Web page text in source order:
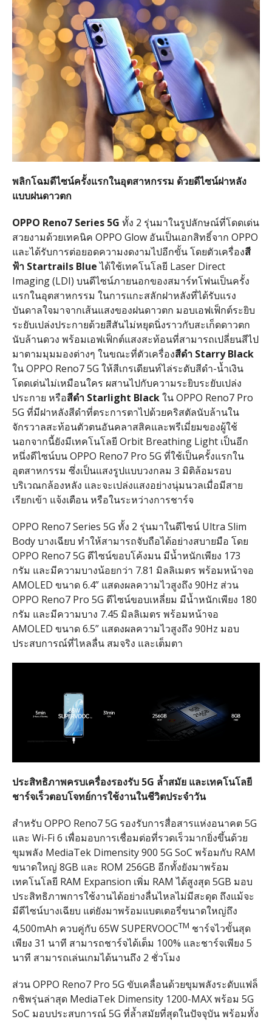
พลิกโฉมดีไซน์ครั้งแรกในอุตสาหกรรม ด้วยดีไซน์ฝาหลัง
แบบฝนดาวตก
OPPO Reno7 Series 5G ทั้ง 2 รุ่นมาในรูปลักษณ์ที่โดดเด่น
สวยงามด้วยเทคนิค OPPO Glow อันเป็นเอกสิทธิ์จาก OPPO
และได้รับการต่อยอดความงดงามไปอีกขั้น โดยตัวเครื่องสี
ฟ้า Startrails Blueได้ใช้เทคโนโลยี Laser Direct
Imaging (LDI) บนดีไซน์ภายนอกของสมาร์ทโฟนเป็นครั้ง
แรกในอุตสาหกรรม ในการแกะสลักฝาหลังที่ได้รับแรง
บันดาลใจมาจากเส้นแสงของฝนดาวตก มอบเอฟเฟ็กต์ระยิบ
ระยับเปล่งประกายด้วยสีสันไม่หยุดนิ่งราวกับสะเก็ดดาวตก
นับล้านดวง พร้อมเอฟเฟ็กต์แสงสะท้อนที่สามารถเปลี่ยนสีไป
มาตามมุมมองต่างๆ ในขณะที่ตัวเครื่องสีดำ Starry Black
ใน OPPO Reno7 5G ให้สีเกรเดียนท์ไล่ระดับสีดำ-น้ำเงิน
โดดเด่นไม่เหมือนใคร ผสานไปกับความระยิบระยับเปล่ง
ประกาย หรือสีดำ Starlight Blackใน OPPO Reno7 Pro
5G ที่มีฝาหลังสีดำที่ตระการตาไปด้วยคริสตัลนับล้านใน
จักรวาลสะท้อนตัวตนอันคลาสสิคและพรีเมี่ยมของผู้ใช้
นอกจากนี้ยังมีเทคโนโลยี Orbit Breathing Light เป็นอีก
หนึ่งดีไซน์บน OPPO Reno7 Pro 5G ที่ใช้เป็นครั้งแรกใน
อุตสาหกรรม ซึ่งเป็นแสงรูปแบบวงกลม 3 มิติล้อมรอบ
บริเวณกล้องหลัง และจะเปล่งแสงอย่างนุ่มนวลเมื่อมีสาย
เรียกเข้า แจ้งเตือน หรือในระหว่างการชาร์จ
OPPO Reno7 Series 5G ทั้ง 2 รุ่นมาในดีไซน์ Ultra Slim
Body บางเฉียบ ทำให้สามารถจับถือได้อย่างสบายมือ โดย
OPPO Reno7 5G ดีไซน์ขอบโค้งมน มีน้ำหนักเพียง 173
กรัม และมีความบางน้อยกว่า 7.81 มิลลิเมตร พร้อมหน้าจอ
AMOLED ขนาด 6.4” แสดงผลความไวสูงถึง 90Hz ส่วน
OPPO Reno7 Pro 5G ดีไซน์ขอบเหลี่ยม มีน้ำหนักเพียง 180
กรัม และมีความบาง 7.45 มิลลิเมตร พร้อมหน้าจอ
AMOLED ขนาด 6.5” แสดงผลความไวสูงถึง 90Hz มอบ
ประสบการณ์ที่ไหลลื่น สมจริง และเต็มตา
ประสิทธิภาพครบเครื่องรองรับ 5G ล้ำสมัย และเทคโนโลยี
ชาร์จเร็วตอบโจทย์การใช้งานในชีวิตประจำวัน
สำหรับ OPPO Reno7 5G รองรับการสื่อสารแห่งอนาคต 5G
และ Wi-Fi 6 เพื่อมอบการเชื่อมต่อที่รวดเร็วมากยิ่งขึ้นด้วย
ขุมพลัง MediaTek Dimensity 900 5G SoC พร้อมกับ RAM
ขนาดใหญ่ 8GB และ ROM 256GB อีกทั้งยังมาพร้อม
เทคโนโลยี RAM Expansion เพิ่ม RAM ได้สูงสุด 5GB มอบ
ประสิทธิภาพการใช้งานได้อย่างลื่นไหลไม่มีสะดุด ถึงแม้จะ
มีดีไซน์บางเฉียบ แต่ยังมาพร้อมแบตเตอรี่ขนาดใหญ่ถึง
4,500mAh ควบคู่กับ 65W SUPERVOOCTM ชาร์จไวขั้นสุด
เพียง 31 นาที สามารถชาร์จได้เต็ม 100% และชาร์จเพียง 5
นาที สามารถเล่นเกมได้นานถึง 2 ชั่วโมง
ส่วน OPPO Reno7 Pro 5G ขับเคลื่อนด้วยขุมพลังระดับแฟล็
กชิพรุ่นล่าสุด MediaTek Dimensity 1200-MAX พร้อม 5G
SoC มอบประสบการณ์ 5G ที่ล้ำสมัยที่สุดในปัจจุบัน พร้อมทั้ง